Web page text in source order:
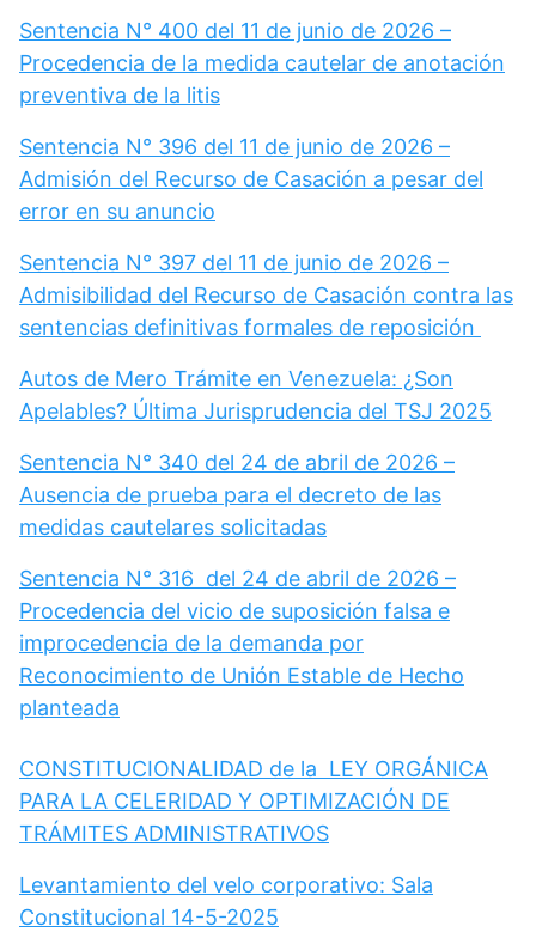
Sentencia N° 400 del 11 de junio de 2026 –
Procedencia de la medida cautelar de anotación
preventiva de la litis
Sentencia N° 396 del 11 de junio de 2026 –
Admisión del Recurso de Casación a pesar del
error en su anuncio
Sentencia N° 397 del 11 de junio de 2026 –
Admisibilidad del Recurso de Casación contra las
sentencias definitivas formales de reposición
Autos de Mero Trámite en Venezuela: ¿Son
Apelables? Última Jurisprudencia del TSJ 2025
Sentencia N° 340 del 24 de abril de 2026 –
Ausencia de prueba para el decreto de las
medidas cautelares solicitadas
Sentencia N° 316 del 24 de abril de 2026 –
Procedencia del vicio de suposición falsa e
improcedencia de la demanda por
Reconocimiento de Unión Estable de Hecho
planteada
CONSTITUCIONALIDAD de la LEY ORGÁNICA
PARA LA CELERIDAD Y OPTIMIZACIÓN DE
TRÁMITES ADMINISTRATIVOS
Levantamiento del velo corporativo: Sala
Constitucional 14-5-2025